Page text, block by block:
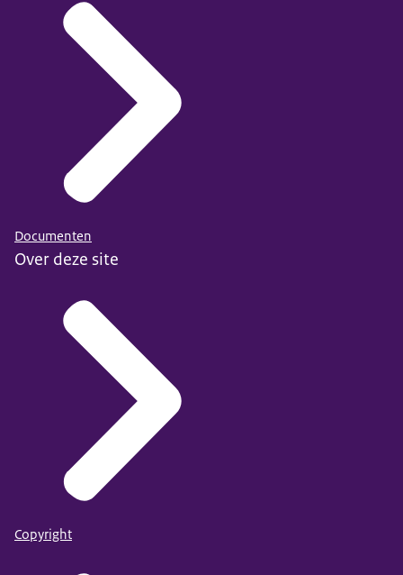
Documenten
Over deze site
Copyright